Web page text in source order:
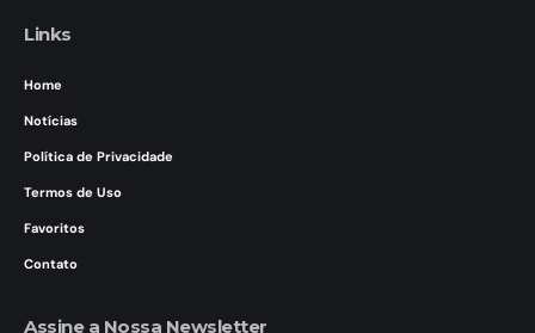
Links
Home
Notícias
Política de Privacidade
Termos de Uso
Favoritos
Contato
Assine a Nossa Newsletter